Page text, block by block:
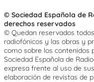
© Sociedad Española de
derechos reservados
© Quedan reservados
radiofónicos y las obras y
como sobre los contenidos
Sociedad Española de
expresa frente al uso de
elaboración de revistas de